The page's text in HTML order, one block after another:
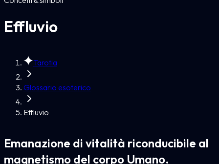
Effluvio
Tarotia
Glossario esoterico
Effluvio
Emanazione di vitalità riconducibile al
magnetismo del corpo Umano.